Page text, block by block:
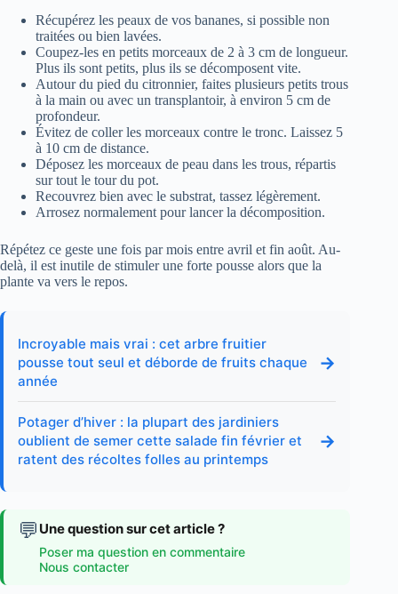
Récupérez les peaux de vos bananes, si possible non
traitées ou bien lavées.
Coupez-les en petits morceaux de 2 à 3 cm de longueur.
Plus ils sont petits, plus ils se décomposent vite.
Autour du pied du citronnier, faites plusieurs petits trous
à la main ou avec un transplantoir, à environ 5 cm de
profondeur.
Évitez de coller les morceaux contre le tronc. Laissez 5
à 10 cm de distance.
Déposez les morceaux de peau dans les trous, répartis
sur tout le tour du pot.
Recouvrez bien avec le substrat, tassez légèrement.
Arrosez normalement pour lancer la décomposition.
Répétez ce geste une fois par mois entre avril et fin août. Au-
delà, il est inutile de stimuler une forte pousse alors que la
plante va vers le repos.
Incroyable mais vrai : cet arbre fruitier
pousse tout seul et déborde de fruits chaque
année
→
Potager d’hiver : la plupart des jardiniers
oublient de semer cette salade fin février et
ratent des récoltes folles au printemps
→
💬 Une question sur cet article ?
Poser ma question en commentaire
Nous contacter